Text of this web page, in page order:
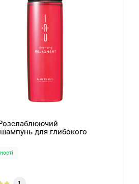
для глибокого